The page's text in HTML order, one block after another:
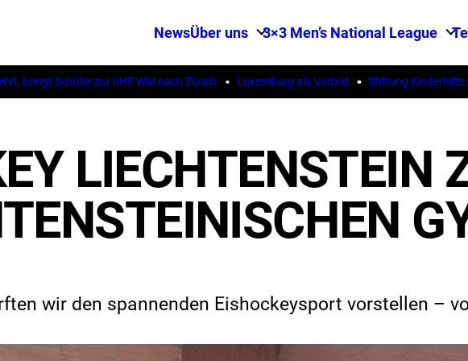
NewsÜber uns 3×3 Men’s National League
Schüler zur IIHF WM nach Zürich Luxemburg als Vorbild Stiftung Kinderhilfe
LIECHTENSTEIN
wir den spannenden Eishockeysport vorstellen –